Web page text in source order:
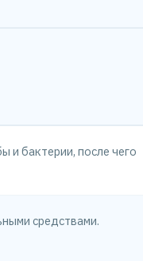
и бактерии, после чего
средствами.